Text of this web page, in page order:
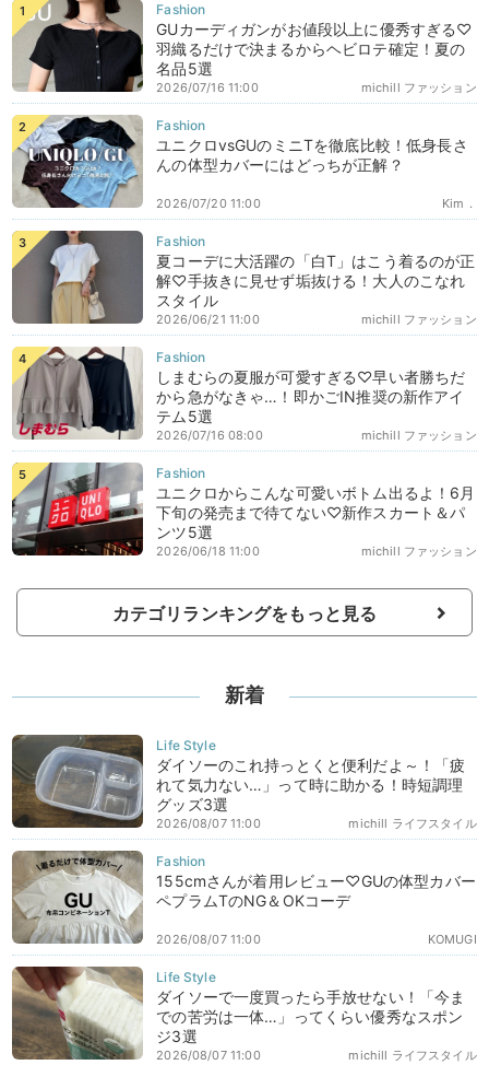
GUカーディガンがお値段以上に優秀すぎる♡
羽織るだけで決まるからヘビロテ確定！夏の
名品5選
michill ファッション
2026/07/16 11:00
ユニクロvsGUのミニTを徹底比較！低身長さ
んの体型カバーにはどっちが正解？
Kim．
2026/07/20 11:00
夏コーデに大活躍の「白T」はこう着るのが正
解♡手抜きに見せず垢抜ける！大人のこなれ
スタイル
michill ファッション
2026/06/21 11:00
しまむらの夏服が可愛すぎる♡早い者勝ちだ
から急がなきゃ…！即かごIN推奨の新作アイ
テム5選
michill ファッション
2026/07/16 08:00
ユニクロからこんな可愛いボトム出るよ！6月
下旬の発売まで待てない♡新作スカート＆パ
ンツ5選
michill ファッション
2026/06/18 11:00
カテゴリランキングをもっと見る
新着
ダイソーのこれ持っとくと便利だよ～！「疲
れて気力ない…」って時に助かる！時短調理
グッズ3選
michill ライフスタイル
2026/08/07 11:00
155cmさんが着用レビュー♡GUの体型カバー
ペプラムTのNG＆OKコーデ
KOMUGI
2026/08/07 11:00
ダイソーで一度買ったら手放せない！「今ま
での苦労は一体…」ってくらい優秀なスポン
ジ3選
michill ライフスタイル
2026/08/07 11:00